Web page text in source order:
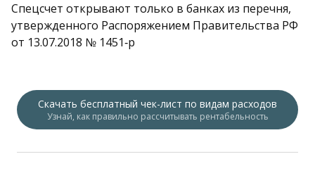
Спецсчет открывают только в банках из перечня,
утвержденного Распоряжением Правительства РФ
от 13.07.2018 № 1451‑р
Скачать бесплатный чек-лист по видам расходов
Узнай, как правильно рассчитывать рентабельность